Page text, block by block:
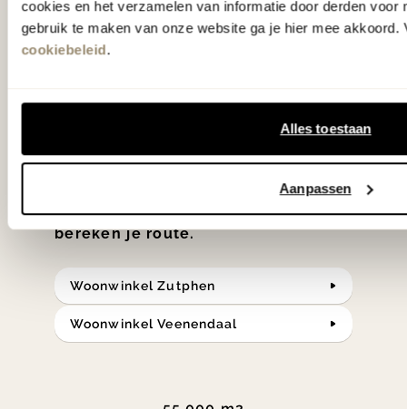
cookies en het verzamelen van informatie door derden voor
gebruik te maken van onze website ga je hier mee akkoord.
cookiebeleid.
Alles toestaan
Aanpassen
'Weer verliefd op je huis' niet? We
hebben met liefde de mooiste woon-,
klassiekers en de nieuwste ontwerpen
in verrassende materialen en kleuren!
bereken je route.
Woonwinkel Zutphen
Woonwinkel Veenendaal